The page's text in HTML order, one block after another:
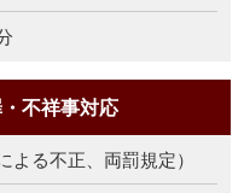
不祥事対応
る不正、両罰規定）